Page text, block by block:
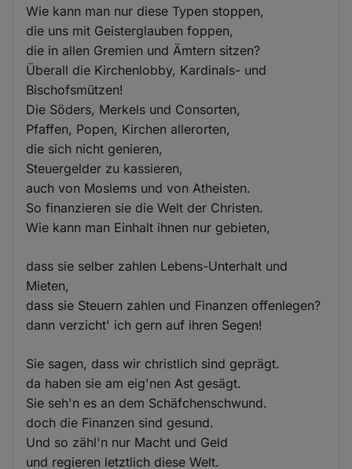
Wie kann man nur diese Typen stoppen,
die uns mit Geisterglauben foppen,
die in allen Gremien und Ämtern sitzen?
Überall die Kirchenlobby, Kardinals- und
Bischofsmützen!
Die Söders, Merkels und Consorten,
Pfaffen, Popen, Kirchen allerorten,
die sich nicht genieren,
Steuergelder zu kassieren,
auch von Moslems und von Atheisten.
So finanzieren sie die Welt der Christen.
Wie kann man Einhalt ihnen nur gebieten,
dass sie selber zahlen Lebens-Unterhalt und
Mieten,
dass sie Steuern zahlen und Finanzen offenlegen?
dann verzicht' ich gern auf ihren Segen!
Sie sagen, dass wir christlich sind geprägt.
da haben sie am eig'nen Ast gesägt.
Sie seh'n es an dem Schäfchenschwund.
doch die Finanzen sind gesund.
Und so zähl'n nur Macht und Geld
und regieren letztlich diese Welt.